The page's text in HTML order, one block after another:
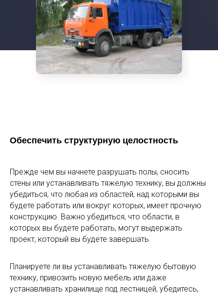
Обеспечить структурную целостность
Прежде чем вы начнете разрушать полы, сносить
стены или устанавливать тяжелую технику, вы должны
убедиться, что любая из областей, над которыми вы
будете работать или вокруг которых, имеет прочную
конструкцию. Важно убедиться, что области, в
которых вы будете работать, могут выдержать
проект, который вы будете завершать.
Планируете ли вы устанавливать тяжелую бытовую
технику, привозить новую мебель или даже
устанавливать хранилище под лестницей, убедитесь,